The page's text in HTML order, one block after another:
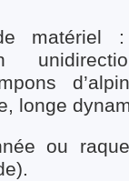
matériel :
longe
ou